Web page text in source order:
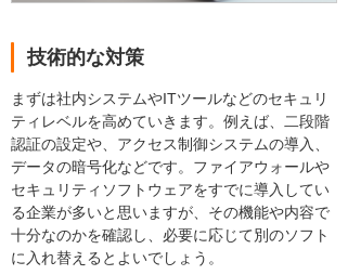
技術的な対策
まずは社内システムやITツールなどのセキュリ
ティレベルを高めていきます。例えば、二段階
認証の設定や、アクセス制御システムの導入、
データの暗号化などです。ファイアウォールや
セキュリティソフトウェアをすでに導入してい
る企業が多いと思いますが、その機能や内容で
十分なのかを確認し、必要に応じて別のソフト
に入れ替えるとよいでしょう。